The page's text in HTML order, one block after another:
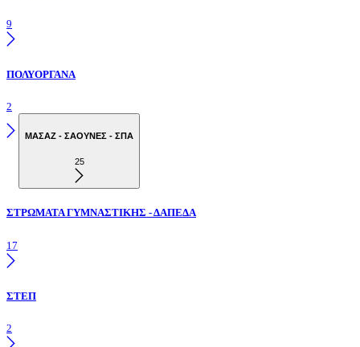
9
ΠΟΛΥΟΡΓΑΝΑ
2
ΜΑΣΑΖ - ΣΑΟΥΝΕΣ - ΣΠΑ
25
ΣΤΡΩΜΑΤΑ ΓΥΜΝΑΣΤΙΚΗΣ - ΔΑΠΕΔΑ
17
ΣΤΕΠ
2